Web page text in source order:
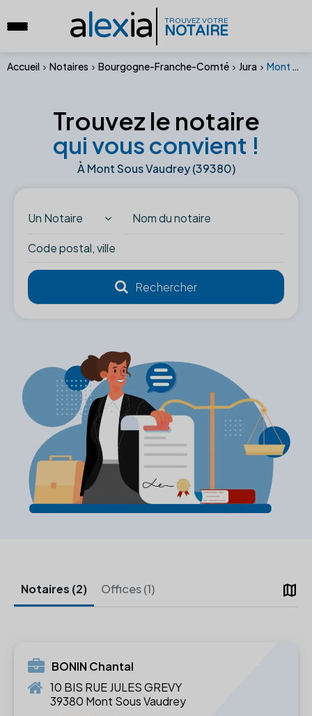
alexia TROUVEZ VOTRE
NOTAIRE
Accueil Notaires Bourgogne-Franche-Comté Jura Mont Sous Vaudrey (39380)
Trouvez le notaire
qui vous convient !
À Mont Sous Vaudrey (39380)
Un Notaire
map
Notaires (2) Offices (1)
BONIN Chantal
10 BIS RUE JULES GREVY
39380 Mont Sous Vaudrey